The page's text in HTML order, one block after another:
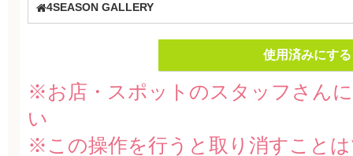
4SEASON GALLERY
使用済みにする
※お店・スポットのスタッフさん
い
※この操作を行うと取り消すこと